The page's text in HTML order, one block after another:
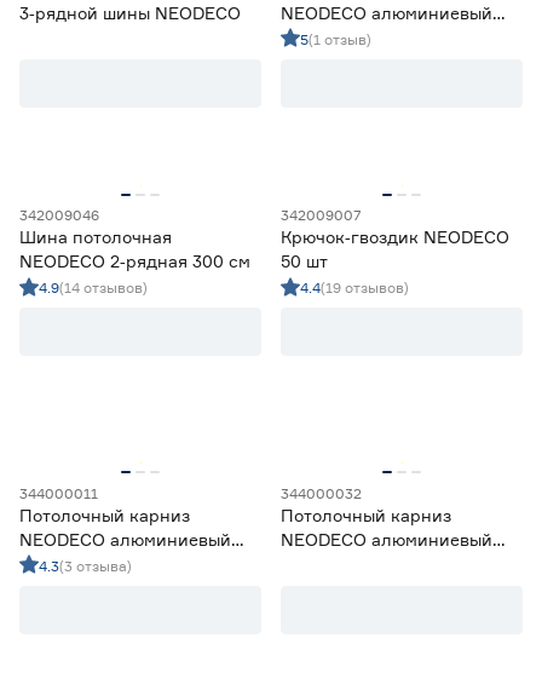
3‑рядной шины NEODECO
NEODECO алюминиевый
2‑рядный 350 см черный
5(1 отзыв)
342009046
Шина потолочная
NEODECO 2‑рядная 300 см
4.9(14 отзывов)
342009007
Крючок‑гвоздик NEODECO
50 шт
4.4(19 отзывов)
344000011
Потолочный карниз
NEODECO алюминиевый
2‑рядный 300 см черный
4.3(3 отзыва)
344000032
Потолочный карниз
NEODECO алюминиевый